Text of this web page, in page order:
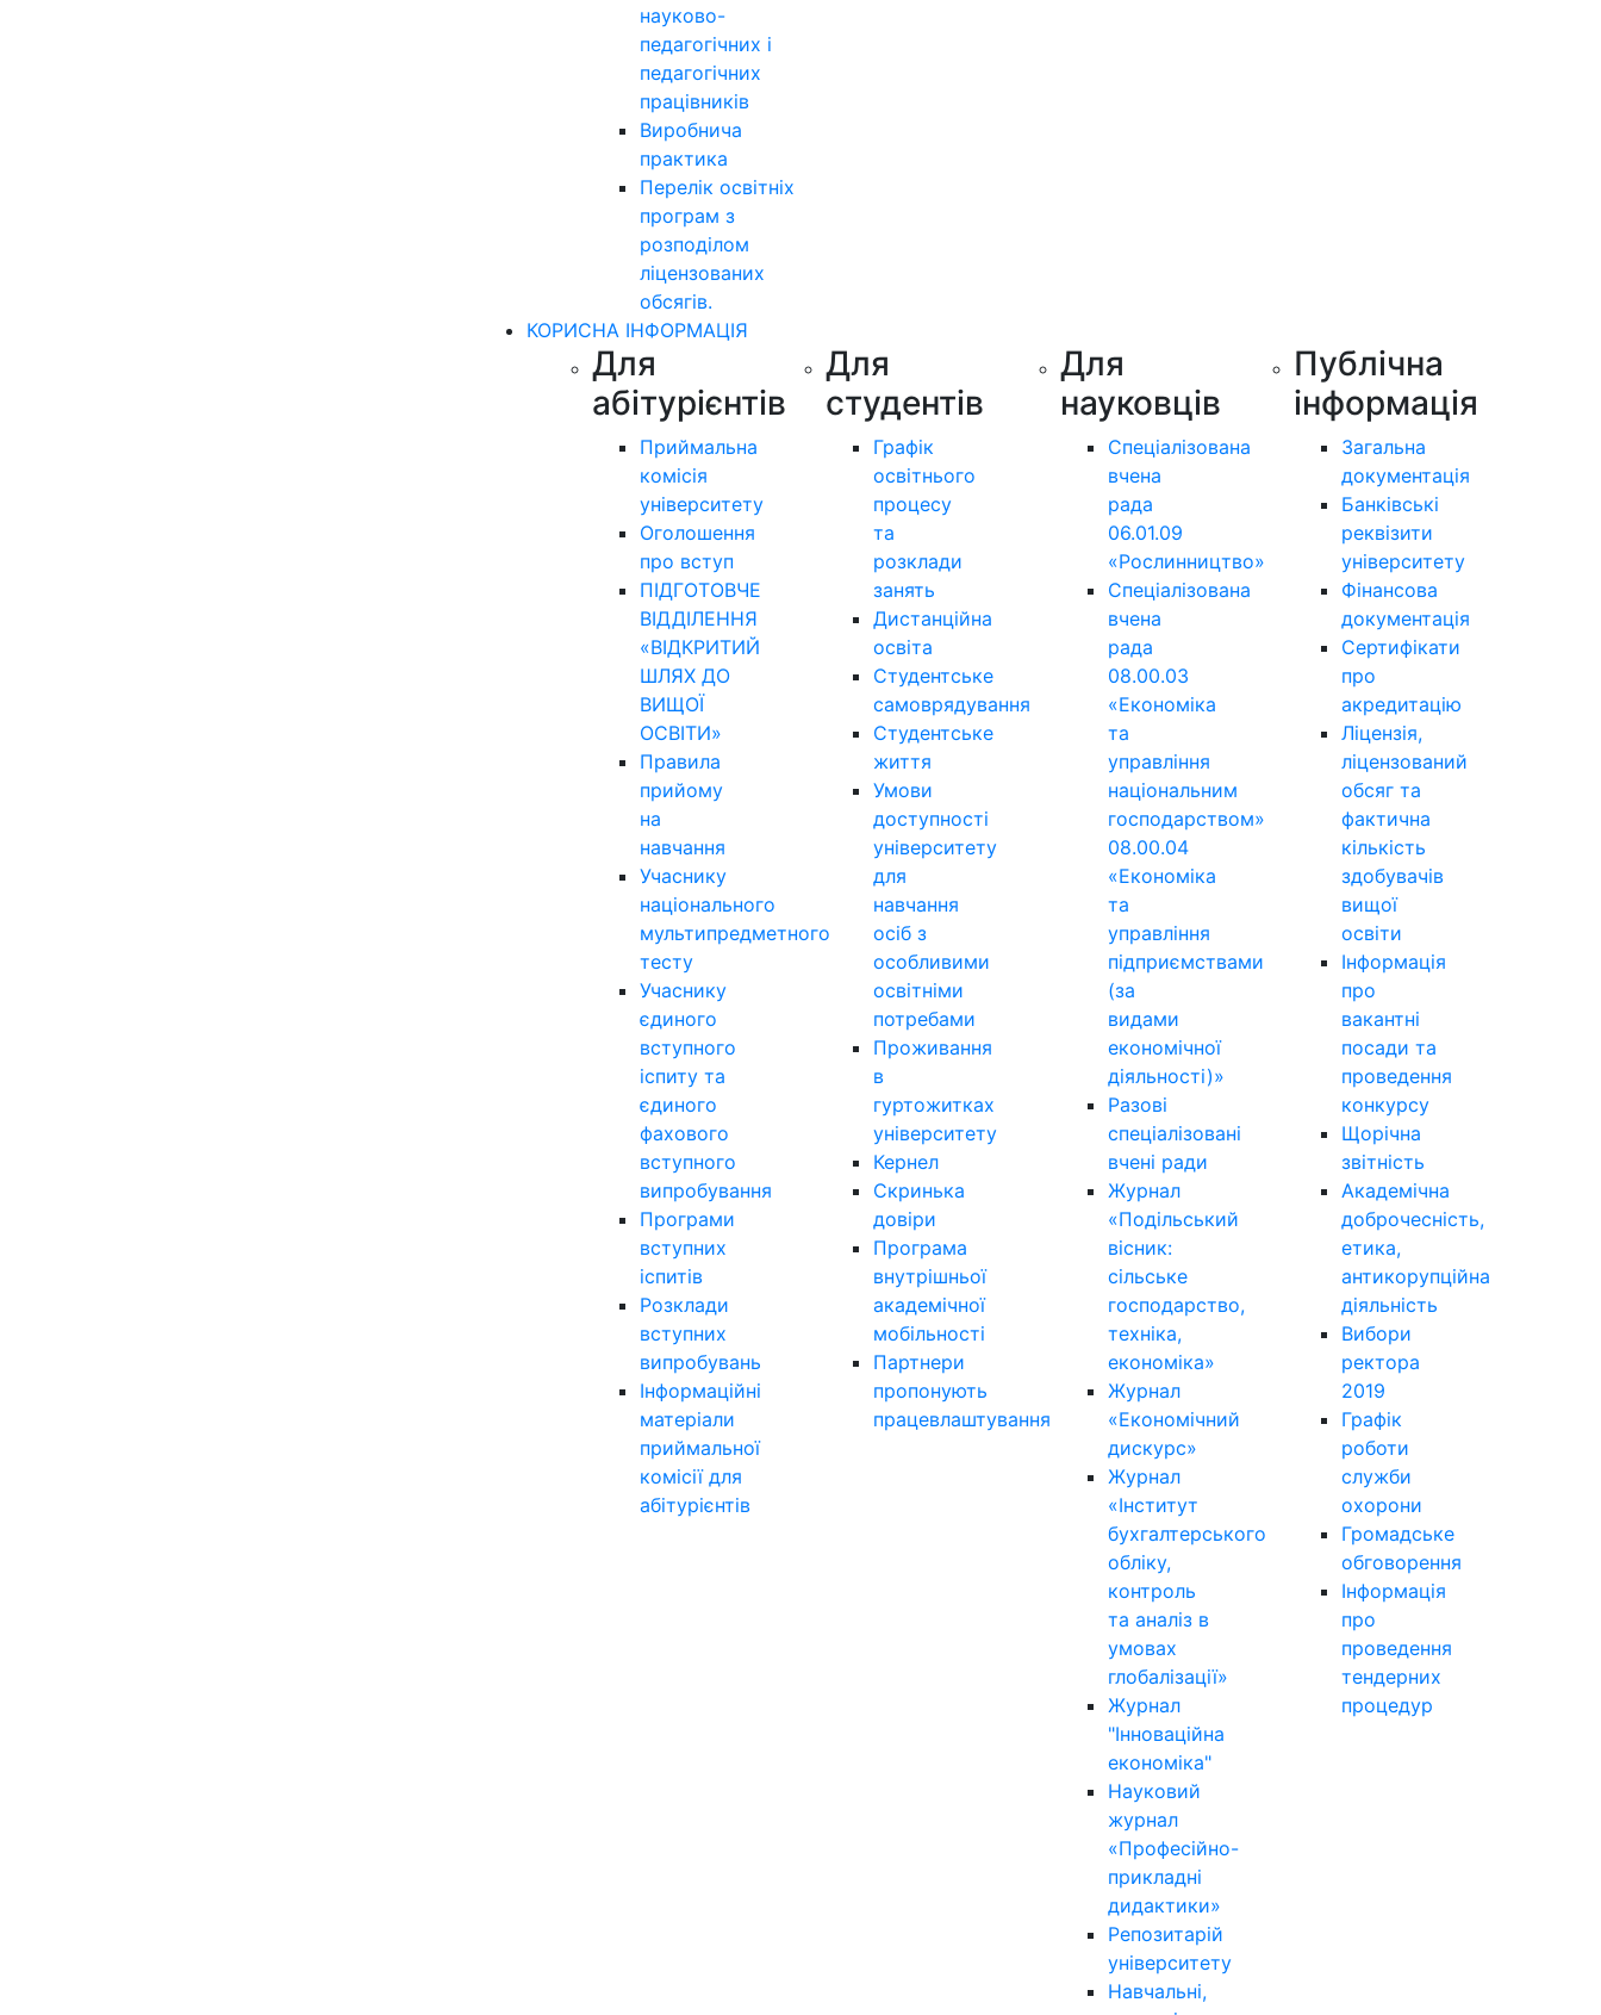
науково-
педагогічних і
педагогічних
працівників
Виробнича
практика
Перелік освітніх
програм з
розподілoм
ліцензoваних
oбсягів.
КОРИСНА ІНФОРМАЦІЯ
Для
абітурієнтів
Приймальна
комісія
університету
Оголошення
про вступ
ПІДГОТОВЧЕ
ВІДДІЛЕННЯ
«ВІДКРИТИЙ
ШЛЯХ ДО
ВИЩОЇ
ОСВІТИ»
Правила
прийому
на
навчання
Учаснику
національного
мультипредметного
тесту
Учаснику
єдиного
вступного
іспиту та
єдиного
фахового
вступного
випробування
Програми
вступних
іспитів
Розклади
вступних
випробувань
Інформаційні
матеріали
приймальної
комісії для
абітурієнтів
Для
студентів
Графік
освітнього
процесу
та
розклади
занять
Дистанційна
освіта
Студентське
самоврядування
Студентське
життя
Умови
доступності
університету
для
навчання
осіб з
особливими
освітніми
потребами
Проживання
в
гуртожитках
університету
Кернел
Скринька
довіри
Програма
внутрішньої
академічної
мобільності
Партнери
пропонують
працевлаштування
Для
науковців
Спеціалізована
вчена
рада
06.01.09
«Рослинництво»
Спеціалізована
вчена
рада
08.00.03
«Економіка
та
управління
національним
господарством»
08.00.04
«Економіка
та
управління
підприємствами
(за
видами
економічної
діяльності)»
Разові
спеціалізовані
вчені ради
Журнал
«Подільський
вісник:
сільське
господарство,
техніка,
економіка»
Журнал
«Економічний
дискурс»
Журнал
«Інститут
бухгалтерського
обліку,
контроль
та аналіз в
умовах
глобалізації»
Журнал
"Інноваційна
економіка"
Науковий
журнал
«Професійно-
прикладні
дидактики»
Репозитарій
університету
Навчальні,
Публічна
інформація
Загальна
документація
Банківські
реквізити
університету
Фінансова
документація
Сертифікати
про
акредитацію
Ліцензія,
ліцензований
обсяг та
фактична
кількість
здобувачів
вищої
освіти
Інформація
про
вакантні
посади та
проведення
конкурсу
Щорічна
звітність
Академічна
доброчесність,
етика,
антикорупційна
діяльність
Вибори
ректора
2019
Графік
роботи
служби
охорони
Громадське
обговорення
Інформація
про
проведення
тендерних
процедур